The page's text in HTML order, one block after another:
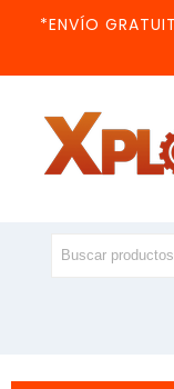
*ENVÍO